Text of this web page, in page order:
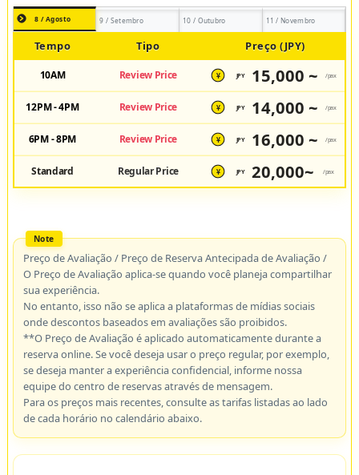
8 / Agosto 9 / Setembro 10 / Outubro 11 / Novembro
Tempo Tipo Preço (JPY)
10AM Review Price ¥ JPY 15,000 ~ /pax
12PM - 4PM Review Price ¥ JPY 14,000 ~ /pax
6PM - 8PM Review Price ¥ JPY 16,000 ~ /pax
Standard Regular Price ¥ JPY 20,000~ /pax
Preço de Avaliação / Preço de Reserva Antecipada de Avaliação /
O Preço de Avaliação aplica-se quando você planeja compartilhar
sua experiência.
No entanto, isso não se aplica a plataformas de mídias sociais
onde descontos baseados em avaliações são proibidos.
**O Preço de Avaliação é aplicado automaticamente durante a
reserva online. Se você deseja usar o preço regular, por exemplo,
se deseja manter a experiência confidencial, informe nossa
equipe do centro de reservas através de mensagem.
Para os preços mais recentes, consulte as tarifas listadas ao lado
de cada horário no calendário abaixo.